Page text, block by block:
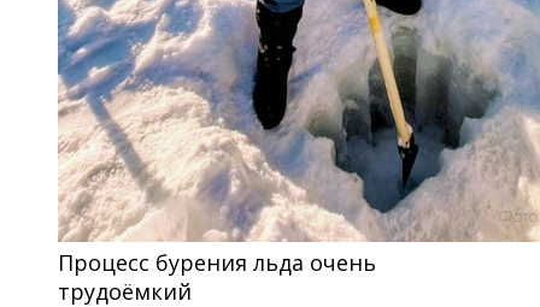
Процесс бурения льда очень
трудоёмкий